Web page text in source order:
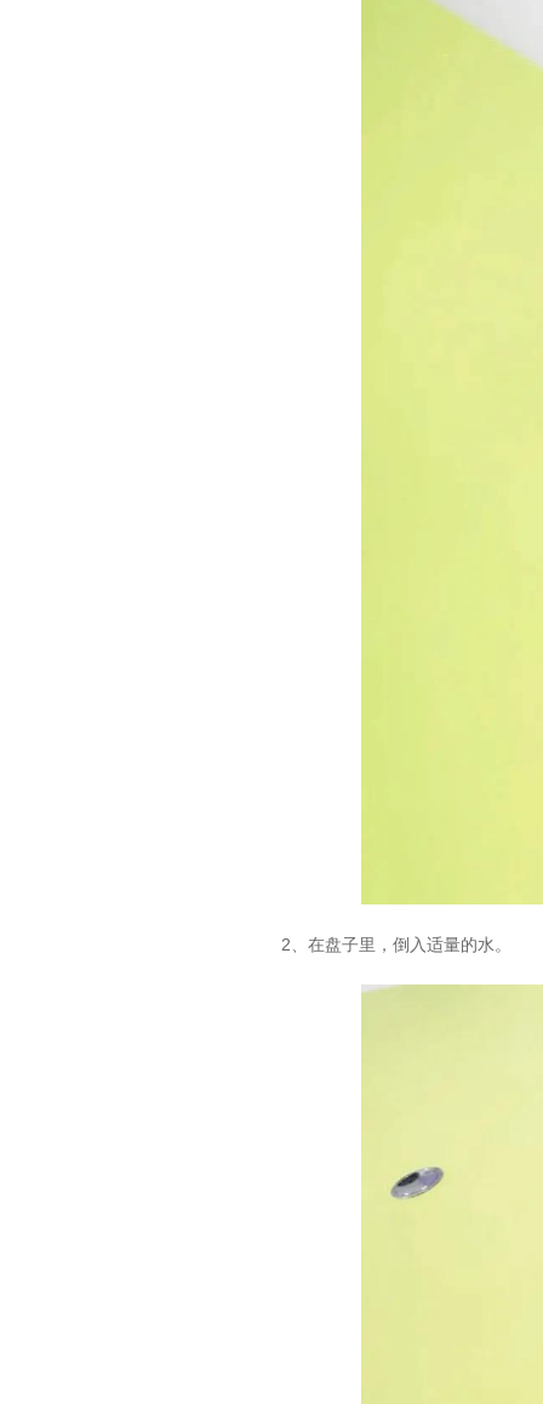
2、在盘子里，倒入适量的水。